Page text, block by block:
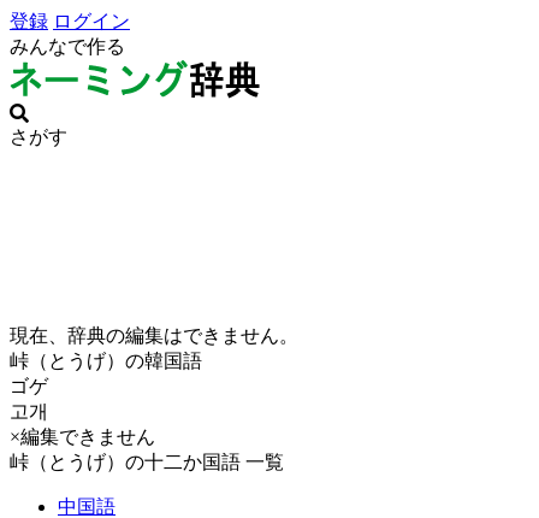
登録 ログイン
みんなで作る
さがす
現在、辞典の編集はできません。
峠（とうげ）の韓国語
ゴゲ
고개
×編集できません
峠（とうげ）の十二か国語 一覧
中国語